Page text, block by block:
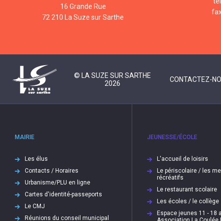
16 Grande Rue
72 210 La Suze sur Sarthe
© LA SUZE SUR SARTHE
2026
CONTACTEZ-
MAIRIE
Les élus
Contacts / Horaires
Urbanisme/PLU en ligne
Cartes d'identité-passeports
Le CMJ
Réunions du conseil municipal
JEUNESSE/ÉCOLE
L'accueil de loisirs
Le périscolaire / les
récréatifs
Le restaurant scolaire
Les écoles / le collège
Espace jeunes 11 - 18